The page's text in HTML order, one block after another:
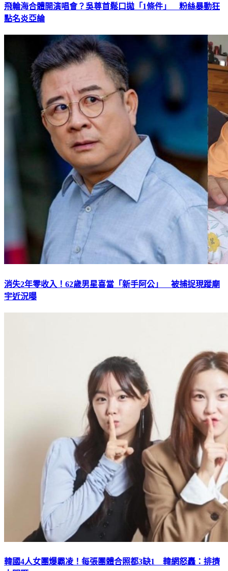
飛輪海合體開演唱會？吳尊首鬆口拋「1條件」 粉絲暴動狂
點名炎亞綸
消失2年零收入！62歲男星喜當「新手阿公」 被捕捉現蹤廟
宇近況曝
韓國4人女團爆霸凌！每張團體合照都3缺1 韓網怒轟：排擠